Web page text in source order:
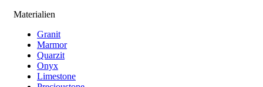
Materialien
Granit
Marmor
Quarzit
Onyx
Limestone